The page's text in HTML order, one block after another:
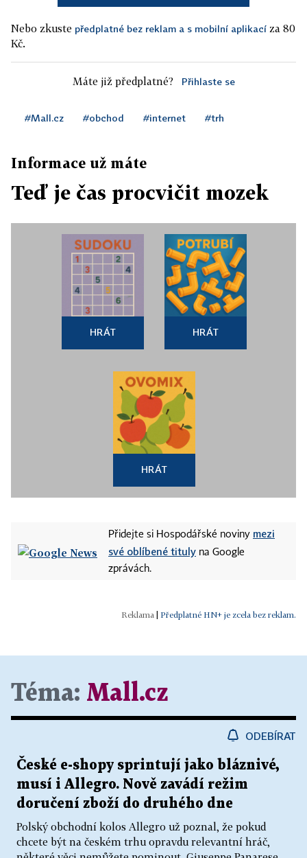
Nebo zkuste předplatné bez reklam a s mobilní aplikací za 80
Kč.
Máte již předplatné? Přihlaste se
#Mall.cz #obchod #internet #trh
Informace už máte
Teď je čas procvičit mozek
HRÁT HRÁT
HRÁT
Přidejte si Hospodářské noviny mezi
své oblíbené tituly na Google
zprávách.
Předplatné HN+ je zcela bez reklam.
Téma: Mall.cz
ODEBÍRAT
České e-shopy sprintují jako bláznivé,
musí i Allegro. Nově zavádí režim
doručení zboží do druhého dne
Polský obchodní kolos Allegro už poznal, že pokud
chcete být na českém trhu opravdu relevantní hráč,